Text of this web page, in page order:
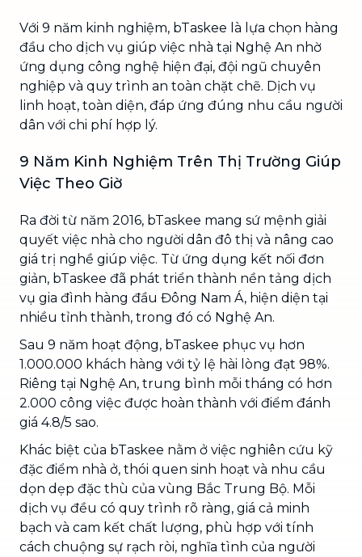
Với 9 năm kinh nghiệm, bTaskee là lựa chọn hàng
đầu cho dịch vụ giúp việc nhà tại Nghệ An nhờ
ứng dụng công nghệ hiện đại, đội ngũ chuyên
nghiệp và quy trình an toàn chặt chẽ. Dịch vụ
linh hoạt, toàn diện, đáp ứng đúng nhu cầu người
dân với chi phí hợp lý.
9 Năm Kinh Nghiệm Trên Thị Trường Giúp
Việc Theo Giờ
Ra đời từ năm 2016, bTaskee mang sứ mệnh giải
quyết việc nhà cho người dân đô thị và nâng cao
giá trị nghề giúp việc. Từ ứng dụng kết nối đơn
giản, bTaskee đã phát triển thành nền tảng dịch
vụ gia đình hàng đầu Đông Nam Á, hiện diện tại
nhiều tỉnh thành, trong đó có Nghệ An.
Sau 9 năm hoạt động, bTaskee phục vụ hơn
1.000.000 khách hàng với tỷ lệ hài lòng đạt 98%.
Riêng tại Nghệ An, trung bình mỗi tháng có hơn
2.000 công việc được hoàn thành với điểm đánh
giá 4.8/5 sao.
Khác biệt của bTaskee nằm ở việc nghiên cứu kỹ
đặc điểm nhà ở, thói quen sinh hoạt và nhu cầu
dọn dẹp đặc thù của vùng Bắc Trung Bộ. Mỗi
dịch vụ đều có quy trình rõ ràng, giá cả minh
bạch và cam kết chất lượng, phù hợp với tính
cách chuộng sự rạch ròi, nghĩa tình của người